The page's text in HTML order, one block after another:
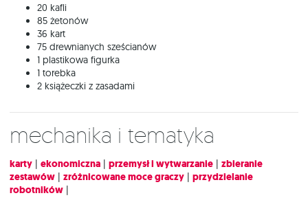
20 kafli
85 żetonów
36 kart
75 drewnianych sześcianów
1 plastikowa figurka
1 torebka
2 książeczki z zasadami
Mechanika i tematyka
karty | ekonomiczna | przemysł i wytwarzanie | zbieranie
zestawów | zróżnicowane moce graczy | przydzielanie
robotników |